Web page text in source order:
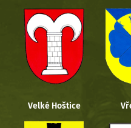
Velké Hoštice